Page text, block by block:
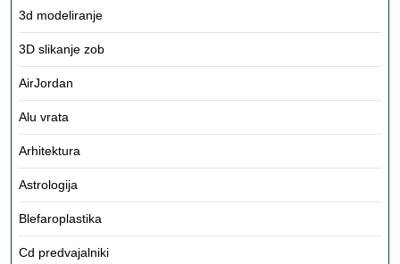
3d modeliranje
3D slikanje zob
AirJordan
Alu vrata
Arhitektura
Astrologija
Blefaroplastika
Cd predvajalniki